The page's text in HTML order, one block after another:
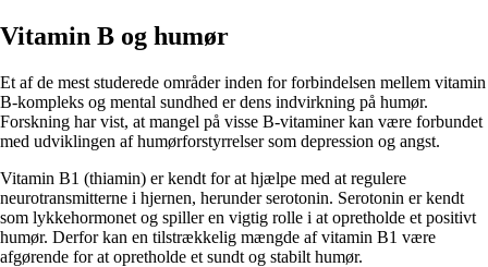
Vitamin B og humør
Et af de mest studerede områder inden for forbindelsen mellem vitamin
B-kompleks og mental sundhed er dens indvirkning på humør.
Forskning har vist, at mangel på visse B-vitaminer kan være forbundet
med udviklingen af humørforstyrrelser som depression og angst.
Vitamin B1 (thiamin) er kendt for at hjælpe med at regulere
neurotransmitterne i hjernen, herunder serotonin. Serotonin er kendt
som lykkehormonet og spiller en vigtig rolle i at opretholde et positivt
humør. Derfor kan en tilstrækkelig mængde af vitamin B1 være
afgørende for at opretholde et sundt og stabilt humør.